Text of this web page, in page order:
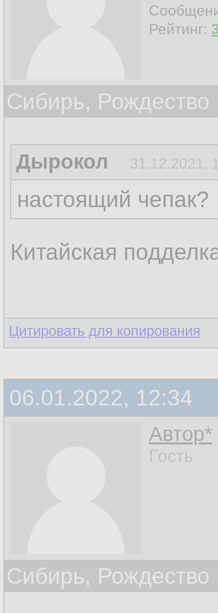
Рейтинг:
Сибирь, Рождество
Дырокол 31.12.2021,
настоящий чепак?
Китайская
Цитировать для копирования
06.01.2022, 12:34
Автор*
Гость
Сибирь, Рождество